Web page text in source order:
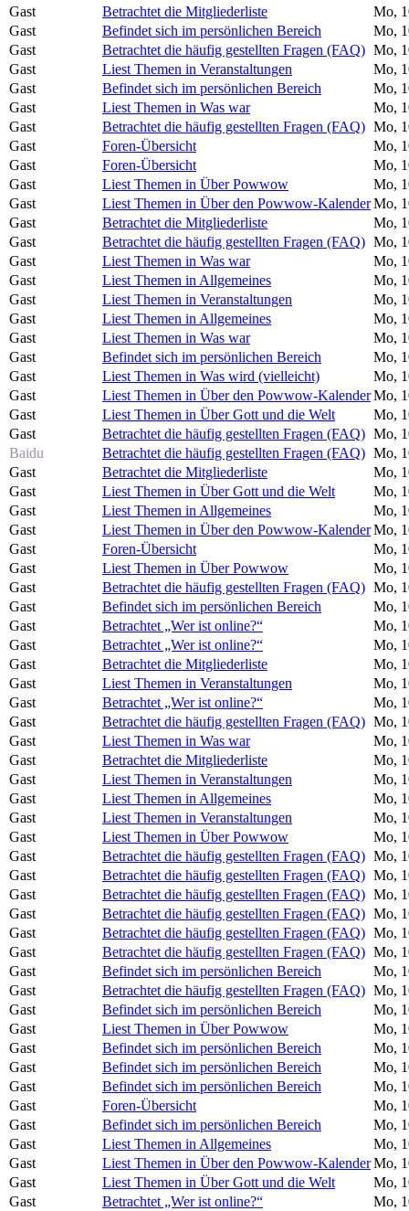
Gast Betrachtet die Mitgliederliste
Mo,
Gast
Befindet sich im persönlichen Bereich
Mo,
Gast
Betrachtet die häufig gestellten Fragen (FAQ) Mo,
Gast
Liest Themen in Veranstaltungen
Mo,
Gast
Befindet sich im persönlichen Bereich
Mo,
Gast
Liest Themen in Was war
Mo,
Gast
Betrachtet die häufig gestellten Fragen (FAQ) Mo,
Gast
Foren-Übersicht
Mo,
Gast
Foren-Übersicht
Mo,
Gast
Liest Themen in Über Powwow
Mo,
Gast
Liest Themen in Über den Powwow-KalenderMo,
Gast
Betrachtet die Mitgliederliste
Mo,
Gast
Betrachtet die häufig gestellten Fragen (FAQ) Mo,
Gast
Liest Themen in Was war
Mo,
Gast
Liest Themen in Allgemeines
Mo,
Gast
Liest Themen in Veranstaltungen
Mo,
Gast
Liest Themen in Allgemeines
Mo,
Gast
Liest Themen in Was war
Mo,
Gast
Befindet sich im persönlichen Bereich
Mo,
Gast
Liest Themen in Was wird (vielleicht)
Mo,
Gast
Liest Themen in Über den Powwow-KalenderMo,
Gast
Liest Themen in Über Gott und die Welt
Mo,
Gast
Betrachtet die häufig gestellten Fragen (FAQ) Mo,
Baidu
Betrachtet die häufig gestellten Fragen (FAQ) Mo,
Gast
Betrachtet die Mitgliederliste
Mo,
Gast
Liest Themen in Über Gott und die Welt
Mo,
Gast
Liest Themen in Allgemeines
Mo,
Gast
Liest Themen in Über den Powwow-KalenderMo,
Gast
Foren-Übersicht
Mo,
Gast
Liest Themen in Über Powwow
Mo,
Gast
Betrachtet die häufig gestellten Fragen (FAQ) Mo,
Gast
Befindet sich im persönlichen Bereich
Mo,
Gast
Betrachtet „Wer ist online?“
Mo,
Gast
Betrachtet „Wer ist online?“
Mo,
Gast
Betrachtet die Mitgliederliste
Mo,
Gast
Liest Themen in Veranstaltungen
Mo,
Gast
Betrachtet „Wer ist online?“
Mo,
Gast
Betrachtet die häufig gestellten Fragen (FAQ) Mo,
Gast
Liest Themen in Was war
Mo,
Gast
Betrachtet die Mitgliederliste
Mo,
Gast
Liest Themen in Veranstaltungen
Mo,
Gast
Liest Themen in Allgemeines
Mo,
Gast
Liest Themen in Veranstaltungen
Mo,
Gast
Liest Themen in Über Powwow
Mo,
Gast
Betrachtet die häufig gestellten Fragen (FAQ) Mo,
Gast
Betrachtet die häufig gestellten Fragen (FAQ) Mo,
Gast
Betrachtet die häufig gestellten Fragen (FAQ) Mo,
Gast
Betrachtet die häufig gestellten Fragen (FAQ) Mo,
Gast
Betrachtet die häufig gestellten Fragen (FAQ) Mo,
Gast
Betrachtet die häufig gestellten Fragen (FAQ) Mo,
Gast
Befindet sich im persönlichen Bereich
Mo,
Gast
Betrachtet die häufig gestellten Fragen (FAQ) Mo,
Gast
Befindet sich im persönlichen Bereich
Mo,
Gast
Liest Themen in Über Powwow
Mo,
Gast
Befindet sich im persönlichen Bereich
Mo,
Gast
Befindet sich im persönlichen Bereich
Mo,
Gast
Befindet sich im persönlichen Bereich
Mo,
Gast
Foren-Übersicht
Mo,
Gast
Befindet sich im persönlichen Bereich
Mo,
Gast
Liest Themen in Allgemeines
Mo,
Gast
Liest Themen in Über den Powwow-KalenderMo,
Gast
Liest Themen in Über Gott und die Welt
Mo,
Gast
Betrachtet „Wer ist online?“
Mo,